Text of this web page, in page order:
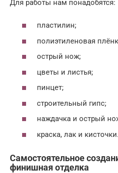
Для работы нам понадобятся:
пластилин;
полиэтиленовая
острый нож;
цветы и листья;
пинцет;
строительный гипс;
наждачка и острый
краска, лак и кисточки.
Самостоятельное
финишная отделка